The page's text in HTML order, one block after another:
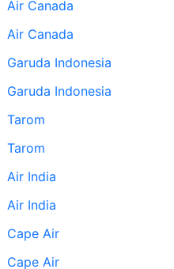
Air Canada
Air Canada
Garuda Indonesia
Garuda Indonesia
Tarom
Tarom
Air India
Air India
Cape Air
Cape Air